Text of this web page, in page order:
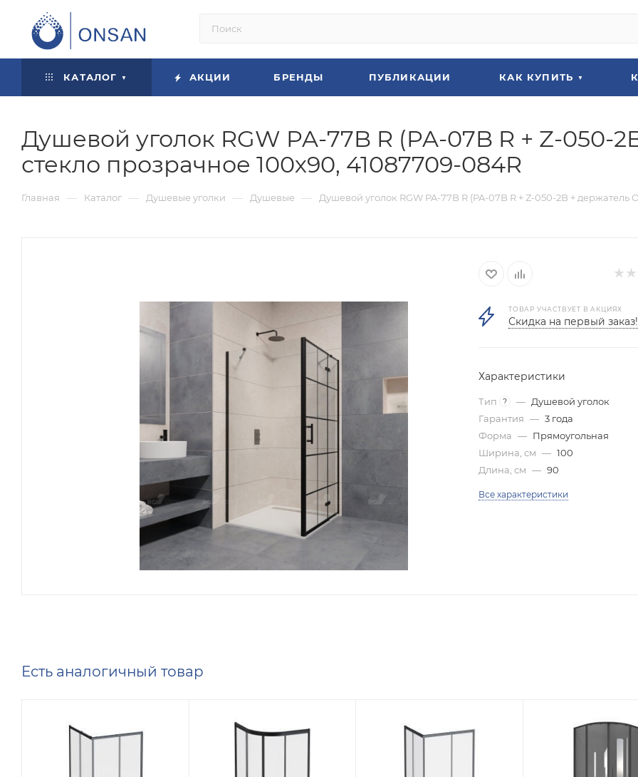
КАТАЛОГ АКЦИИ БРЕНДЫ ПУБЛИКАЦИИ КАК КУПИТЬ
Душевой уголок RGW PA-77B R (PA-07B R + Z-050-
стекло прозрачное 100х90, 41087709-084R
Главная — Каталог — Душевые уголки — Душевые — Душевой уголок RGW PA-77B R (PA-07B R + Z-050-2B +
ТОВАР УЧАСТВУЕТ В АКЦИЯХ
Скидка на первый заказ!
Характеристики
Тип ? — Душевой уголок
Гарантия — 3 года
Форма — Прямоугольная
Ширина, см — 100
Длина, см — 90
Все характеристики
Есть аналогичный товар